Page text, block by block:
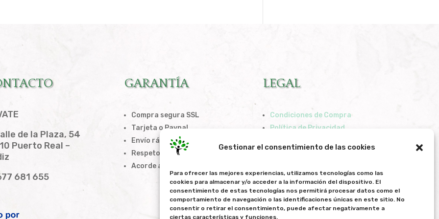
Gestionar el consentimiento de las cookies
Para ofrecer las mejores experiencias, utilizamos tecnologías como las
cookies para almacenar y/o acceder a la información del dispositivo. El
consentimiento de estas tecnologías nos permitirá procesar datos como el
comportamiento de navegación o las identificaciones únicas en este sitio. No
consentir o retirar el consentimiento, puede afectar negativamente a
ciertas características y funciones.
de la Plaza, 54
Puerto Real –
681 655
GARANTÍA
Compra segura SSL
Tarjeta o Paypal
Envío rápido
Respeto a la privacidad
Acorde a la LOPD
LEGAL
Condiciones de Compra
Política de Privacidad